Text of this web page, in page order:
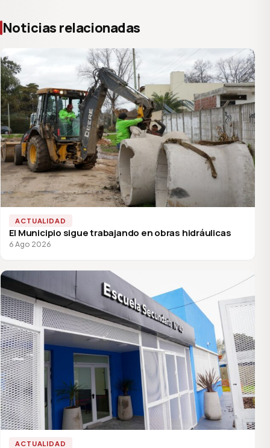
Noticias relacionadas
ACTUALIDAD
El Municipio sigue trabajando en obras hidráulicas
6 Ago 2026
ACTUALIDAD